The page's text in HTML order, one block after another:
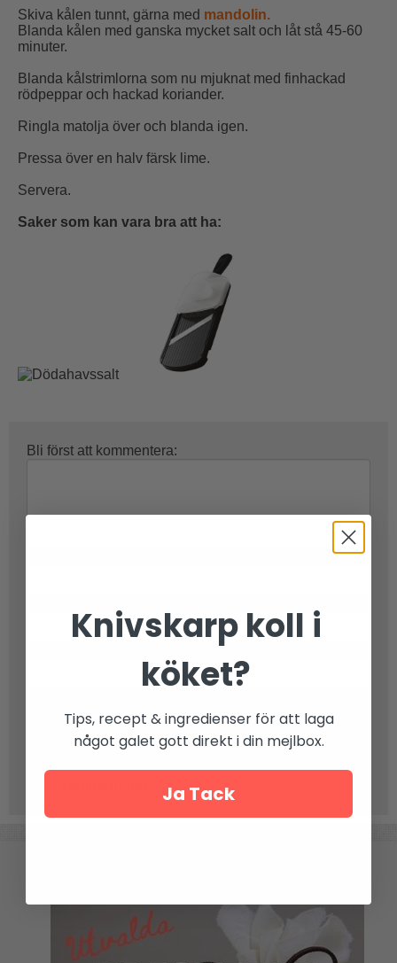
Skiva kålen tunnt, gärna med mandolin.
Blanda kålen med ganska mycket salt och låt stå 45-60
minuter.
Blanda kålstrimlorna som nu mjuknat med finhackad
rödpeppar och hackad koriander.
Ringla matolja över och blanda igen.
Pressa över en halv färsk lime.
Servera.
Saker som kan vara bra att ha:
Bli först att kommentera:
(motverkar spam)
Kommentera »
Knivskarp koll i
köket?
Tips, recept & ingredienser för att laga
något galet gott direkt i din mejlbox.
Ja Tack